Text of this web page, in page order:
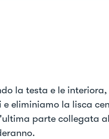
la testa e le
eliminiamo la lisca
parte collegata